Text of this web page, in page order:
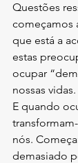
Questões
começamos
que está a
estas
ocupar
nossas vidas.
E quando
nós.
demasiado